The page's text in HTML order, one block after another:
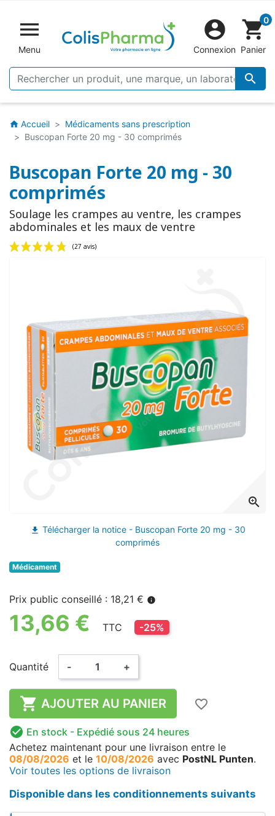

Menu


Connexion
shopping_cart0
Panier
home Accueil
Médicaments sans prescription
Buscopan Forte 20 mg - 30 comprimés
Buscopan Forte 20 mg - 30
comprimés
Soulage les crampes au ventre, les crampes
abdominales et les maux de ventre
zoom_in
file_download Télécharger la notice - Buscopan Forte 20 mg - 30
comprimés
Médicament
Prix public conseillé : 18,21 € info
13,66 € TTC -25%
Quantité - +
 AJOUTER AU PANIER
favorite_border
 En stock - Expédié sous 24 heures
Achetez maintenant pour une livraison entre le
08/08/2026 et le 10/08/2026 avec PostNL Punten.
Voir toutes les options de livraison
Disponible dans les conditionnements suivants